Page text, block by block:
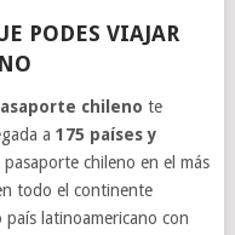
PODES VIAJAR
chileno te
a 175 países y
chileno en el más
todo el continente
latinoamericano con